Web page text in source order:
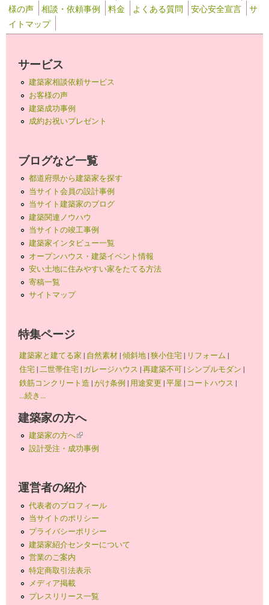
様の声
相談・依頼事例 料金 よくある質問 安心安全宣言
サ
イトマップ
サービス
建築家相談依頼サービス
お客様の声
建築成功事例
成約お祝いプレゼント
ブログなど一覧
都道府県から建築家を探す
当サイト会員の設計事例
当サイト建築家のブログ
建築関連ノウハウ
当サイトの竣工事例
建築家インタビュー一覧
オープンハウス・建築イベント情報
安い土地に住みやすい家をたてる方法
寄稿一覧
サイトマップ
特集ページ
建築家と建てる家 | 自然素材|傾斜地|狭小住宅| リフォーム |
住宅|二世帯住宅| ガレージハウス |再建築不可| シンプルモダン |
鉄筋コンクリート造 |がけ条例 | 用途変更 |平屋 | コートハウス |
...続き...
建築家の方へ
建築家の方へ(link is external)
設計受注・成功事例
運営者の紹介
代表者のプロフィール
当サイトのポリシー
プライバシーポリシー
建築家紹介センターについて
営業のご案内
特定商取引法表示
メディア掲載
プレスリリース一覧